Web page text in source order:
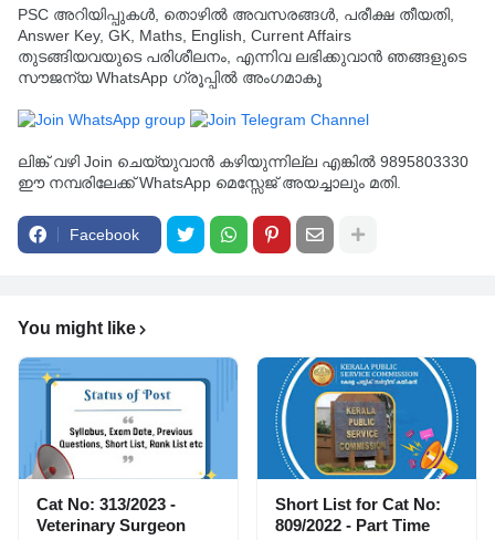
PSC അറിയിപ്പുകൾ, തൊഴിൽ അവസരങ്ങൾ, പരീക്ഷ തീയതി,
Answer Key, GK, Maths, English, Current Affairs
തുടങ്ങിയവയുടെ പരിശീലനം, എന്നിവ ലഭിക്കുവാൻ ഞങ്ങളുടെ
സൗജന്യ WhatsApp ഗ്രൂപ്പിൽ അംഗമാകൂ
ലിങ്ക് വഴി Join ചെയ്യുവാൻ കഴിയുന്നില്ല എങ്കിൽ 9895803330
ഈ നമ്പരിലേക്ക് WhatsApp മെസ്സേജ് അയച്ചാലും മതി.
Facebook
You might like
Cat No: 313/2023 -
Veterinary Surgeon
Short List for Cat No:
809/2022 - Part Time